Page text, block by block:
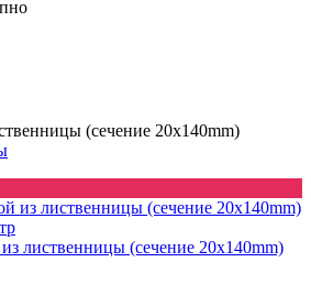
(сечение 20х140mm)
лиственницы (сечение 20х140mm)